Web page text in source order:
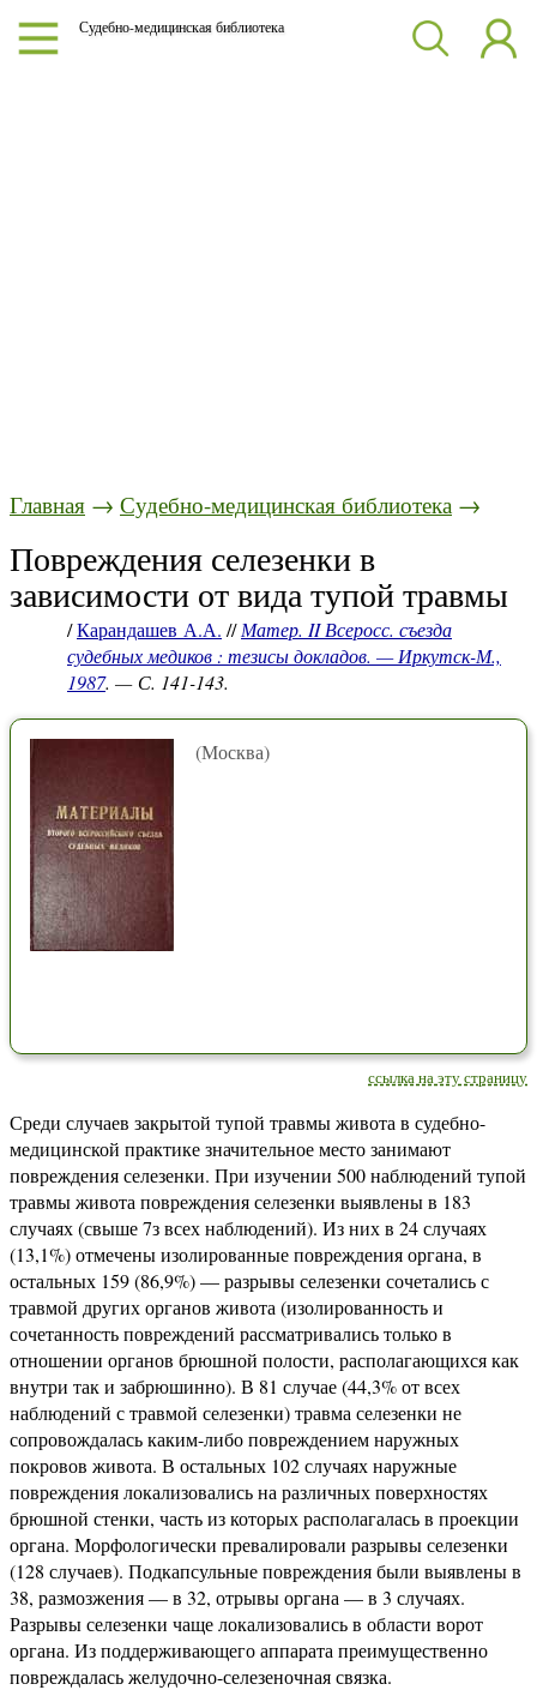
Судебно-медицинская библиотека
Главная → Судебно-медицинская библиотека →
Повреждения селезенки в
зависимости от вида тупой травмы
/Карандашев А.А. //Матер. II Всеросс. съезда
судебных медиков : тезисы докладов. — Иркутск-М.,
1987. — С. 141-143.
(Москва)
ссылка на эту страницу
Среди случаев закрытой тупой травмы живота в судебно-
медицинской практике значительное место занимают
повреждения селезенки. При изучении 500 наблюдений тупой
травмы живота повреждения селезенки выявлены в 183
случаях (свыше 7з всех наблюдений). Из них в 24 случаях
(13,1%) отмечены изолированные повреждения органа, в
остальных 159 (86,9%) — разрывы селезенки сочетались с
травмой других органов живота (изолированность и
сочетанность повреждений рассматривались только в
отношении органов брюшной полости, располагающихся как
внутри так и забрюшинно). В 81 случае (44,3% от всех
наблюдений с травмой селезенки) травма селезенки не
сопровождалась каким-либо повреждением наружных
покровов живота. В остальных 102 случаях наружные
повреждения локализовались на различных поверхностях
брюшной стенки, часть из которых располагалась в проекции
органа. Морфологически превалировали разрывы селезенки
(128 случаев). Подкапсульные повреждения были выявлены в
38, размозжения — в 32, отрывы органа — в 3 случаях.
Разрывы селезенки чаще локализовались в области ворот
органа. Из поддерживающего аппарата преимущественно
повреждалась желудочно-селезеночная связка.